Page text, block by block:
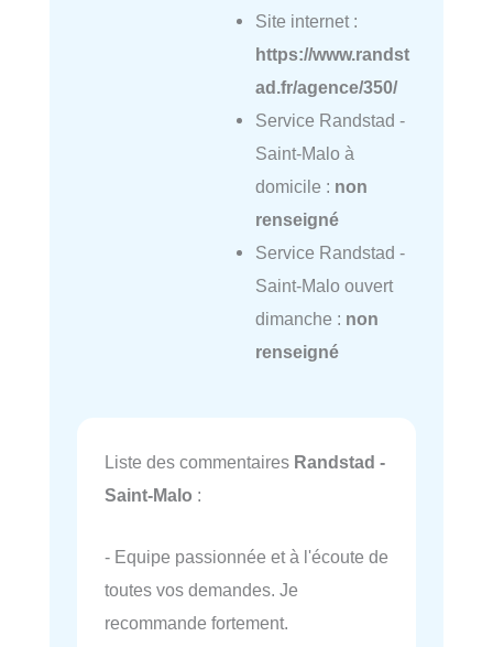
Site internet :
https://www.randst
ad.fr/agence/350/
Service Randstad -
Saint-Malo à
domicile : non
renseigné
Service Randstad -
Saint-Malo ouvert
dimanche : non
renseigné
Liste des commentaires Randstad -
Saint-Malo :
- Equipe passionnée et à l'écoute de
toutes vos demandes. Je
recommande fortement.